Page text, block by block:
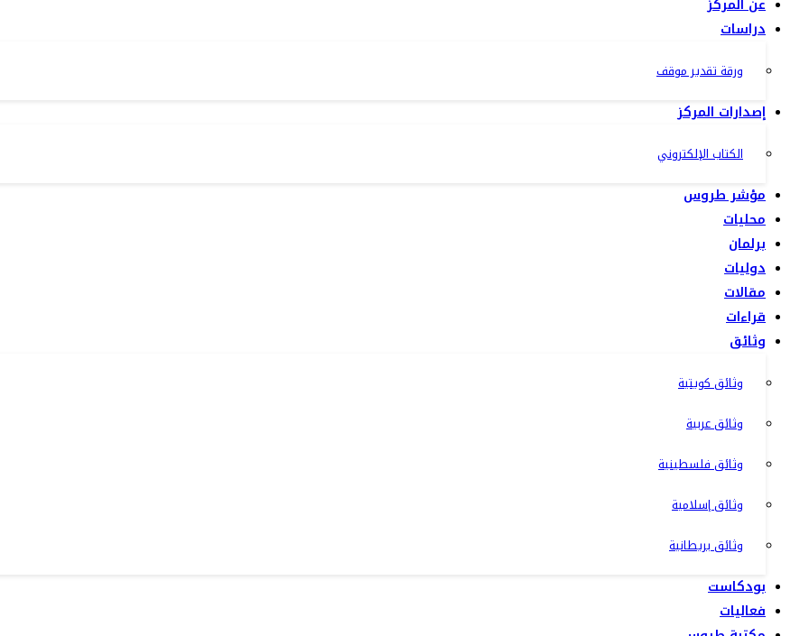
عن المركز
دراسات
ورقة تقدير موقف
إصدارات المركز
الكتاب الإلكتروني
مؤشر طروس
محليات
برلمان
دوليات
مقالات
قراءات
وثائق
وثائق كويتية
وثائق عربية
وثائق فلسطينية
وثائق إسلامية
وثائق بريطانية
بودكاست
فعاليات